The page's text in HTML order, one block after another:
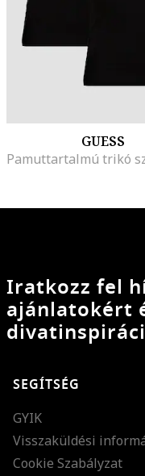
GUESS
Iratkozz fel
ajánlatokért
SEGÍTSÉG
GYIK
Visszaküldési
Cookie Szabályzat